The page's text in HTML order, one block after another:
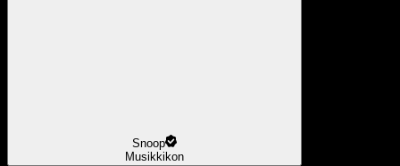
Snoop
Musikkikon